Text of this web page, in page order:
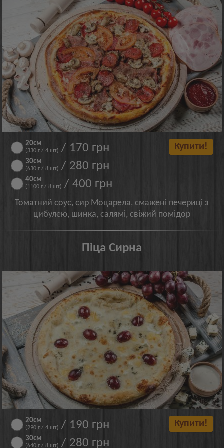
20см
(330 г / 4 шт) / 170 грн
30см
(630 г / 8 шт) / 280 грн
40см
(1100 г / 8 шт) / 400 грн
Купити!
Томатний соус, сир Моцарела, смажені печериці з
цибулею, шинка, салямі, свіжий помідор
Піца Сирна
20см
(290 г / 4 шт) / 190 грн
30см
(640 г / 8 шт) / 280 грн
Купити!